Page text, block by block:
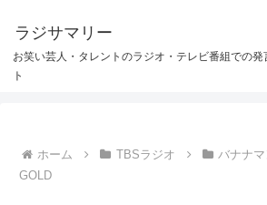
ラジサマリー
お笑い芸人・タレントのラジオ・テレビ番組での
ト
ホーム TBSラジオ
バナナ
GOLD